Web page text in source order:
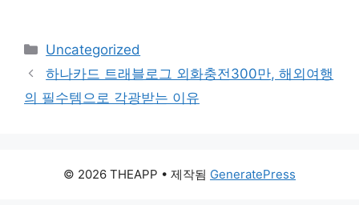
카
테
리
Uncategorized
하나카드 트래블로그 외화충전300만, 해외여행
의 필수템으로 각광받는 이유
© 2026 THEAPP • 제작됨 GeneratePress